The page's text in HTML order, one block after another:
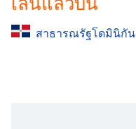
Time- สาธารณรัฐโดมินิกัน